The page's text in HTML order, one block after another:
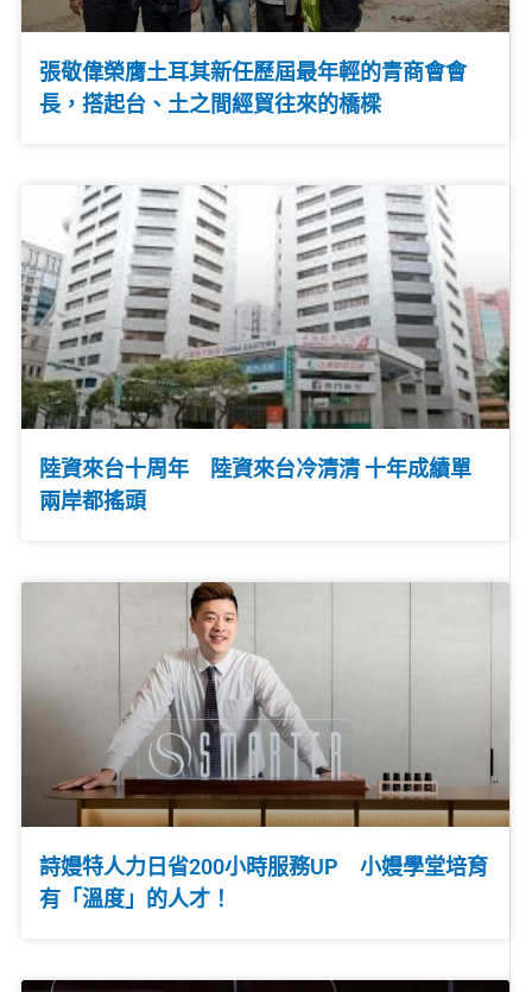
張敬偉榮膺土耳其新任歷屆最年輕的青商會會
長，搭起台、土之間經貿往來的橋樑
陸資來台十周年 陸資來台冷清清 十年成績單
兩岸都搖頭
詩嫚特人力日省200小時服務UP 小嫚學堂培育
有「溫度」的人才！